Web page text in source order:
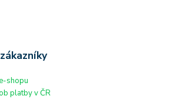
shopu
platby v ČR